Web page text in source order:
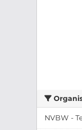
NVBW -